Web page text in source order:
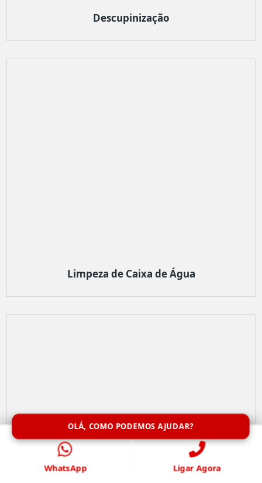
Descupinização
Limpeza de Caixa de Água
OLÁ, COMO PODEMOS AJUDAR?
WhatsApp Ligar Agora